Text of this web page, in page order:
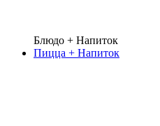
Блюдо + Напиток
Пицца + Напиток